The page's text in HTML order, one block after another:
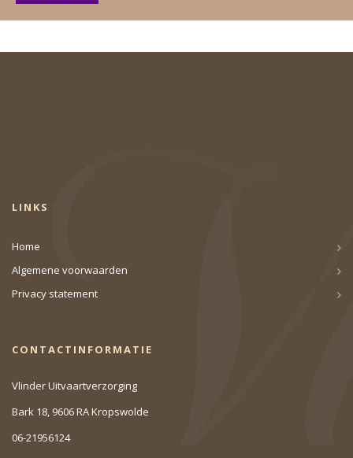
LINKS
Home
Algemene voorwaarden
Privacy statement
CONTACTINFORMATIE
Vlinder Uitvaartverzorging
Bark 18, 9606 RA Kropswolde
06-21956124